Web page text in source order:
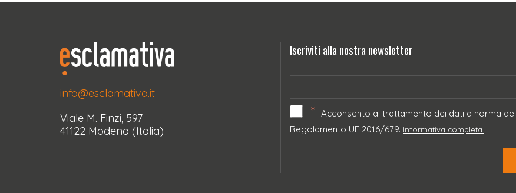
info@esclamativa.it
Viale M. Finzi, 597
41122 Modena (Italia)
Iscriviti alla nostra newsletter
* Acconsento al trattamento dei dati a norma del
Regolamento UE 2016/679. Informativa completa.